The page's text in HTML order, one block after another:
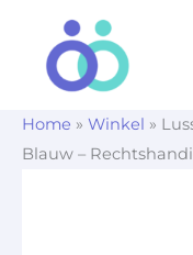
Home » Winkel »
Blauw –